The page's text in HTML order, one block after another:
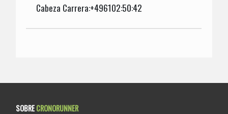
Cabeza Carrera:+496102:50:42
SOBRECRONORUNNER